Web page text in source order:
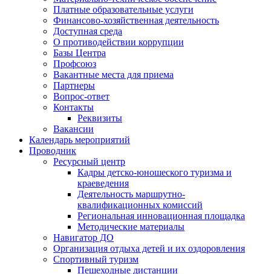
Платные образовательные услуги
Финансово-хозяйственная деятельность
Доступная среда
О противодействии коррупции
Базы Центра
Профсоюз
Вакантные места для приема
Партнеры
Вопрос-ответ
Контакты
Реквизиты
Вакансии
Календарь мероприятий
Проводник
Ресурсный центр
Кадры детско-юношеского туризма и
краеведения
Деятельность маршрутно-
квалификационных комиссий
Региональная инновационная площадка
Методические материалы
Навигатор ДО
Организация отдыха детей и их оздоровления
Спортивный туризм
Пешеходные дистанции